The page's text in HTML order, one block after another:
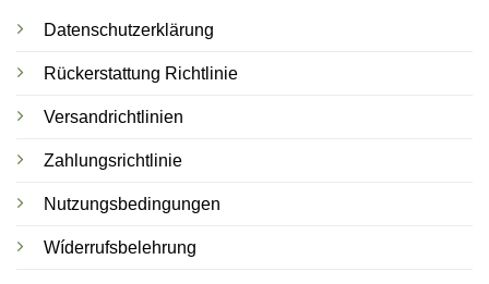
Datenschutzerklärung
Rückerstattung Richtlinie
Versandrichtlinien
Zahlungsrichtlinie
Nutzungsbedingungen
Wíderrufsbelehrung